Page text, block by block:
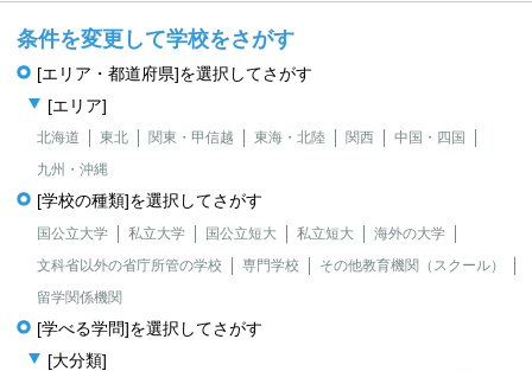
条件を変更して学校をさがす
[エリア・都道府県]を選択してさがす
[エリア]
北海道 東北 関東・甲信越 東海・北陸 関西
中国・四国
九州・沖縄
[学校の種類]を選択してさがす
国公立大学 私立大学 国公立短大 私立短大
海外の大学
文科省以外の省庁所管の学校
専門学校
その他教育機関（スクール）
留学関係機関
[学べる学問]を選択してさがす
[大分類]